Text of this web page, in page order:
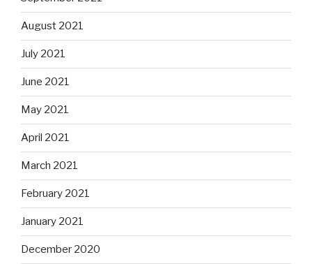
August 2021
July 2021
June 2021
May 2021
April 2021
March 2021
February 2021
January 2021
December 2020